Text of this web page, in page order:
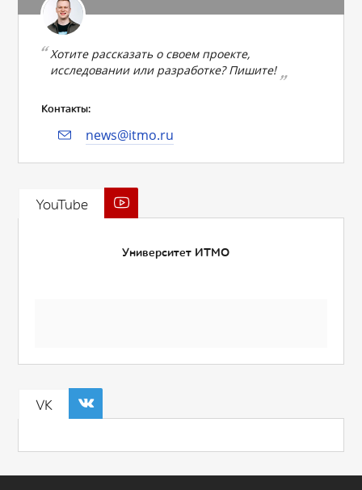
Хотите рассказать о своем проекте,
исследовании или разработке? Пишите!
Контакты:
news@itmo.ru
YouTube
Университет ИТМО
VK